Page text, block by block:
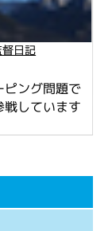
督日記
ピング問題で
しています